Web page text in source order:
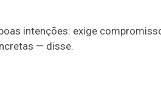
intenções: exige
— disse.